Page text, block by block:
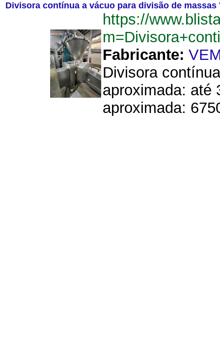
Divisora contínua a vácuo para divisão de massas
https://
Fabricante:
Divisora
aproximada: até
aproximada: